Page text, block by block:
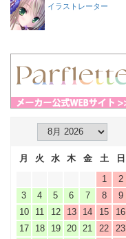
イラストレーター
月 火 水 木 金 土
日
1
2
3
4 5 6 7 8
9
10
11 12 13 14 15
16
17
18 19 20 21 22
23